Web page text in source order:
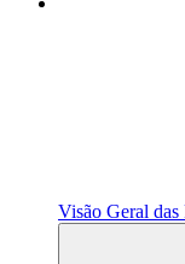
Visão Geral das